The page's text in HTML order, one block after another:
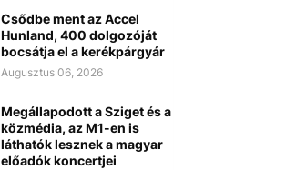
Csődbe ment az Accel
Hunland, 400 dolgozóját
bocsátja el a kerékpárgyár
Augusztus 06, 2026
Megállapodott a Sziget és a
közmédia, az M1-en is
láthatók lesznek a magyar
előadók koncertjei